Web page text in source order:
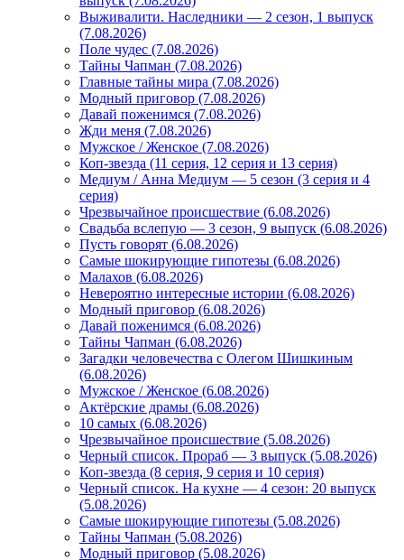
Выживалити. Наследники — 2 сезон, 1 выпуск
(7.08.2026)
Поле чудес (7.08.2026)
Тайны Чапман (7.08.2026)
Главные тайны мира (7.08.2026)
Модный приговор (7.08.2026)
Давай поженимся (7.08.2026)
Жди меня (7.08.2026)
Мужское / Женское (7.08.2026)
Коп-звезда (11 серия, 12 серия и 13 серия)
Медиум / Анна Медиум — 5 сезон (3 серия и 4
серия)
Чрезвычайное происшествие (6.08.2026)
Свадьба вслепую — 3 сезон, 9 выпуск (6.08.2026)
Пусть говорят (6.08.2026)
Самые шокирующие гипотезы (6.08.2026)
Малахов (6.08.2026)
Невероятно интересные истории (6.08.2026)
Модный приговор (6.08.2026)
Давай поженимся (6.08.2026)
Тайны Чапман (6.08.2026)
Загадки человечества с Олегом Шишкиным
(6.08.2026)
Мужское / Женское (6.08.2026)
Актёрские драмы (6.08.2026)
10 самых (6.08.2026)
Чрезвычайное происшествие (5.08.2026)
Черный список. Прораб — 3 выпуск (5.08.2026)
Коп-звезда (8 серия, 9 серия и 10 серия)
Черный список. На кухне — 4 сезон: 20 выпуск
(5.08.2026)
Самые шокирующие гипотезы (5.08.2026)
Тайны Чапман (5.08.2026)
Модный приговор (5.08.2026)